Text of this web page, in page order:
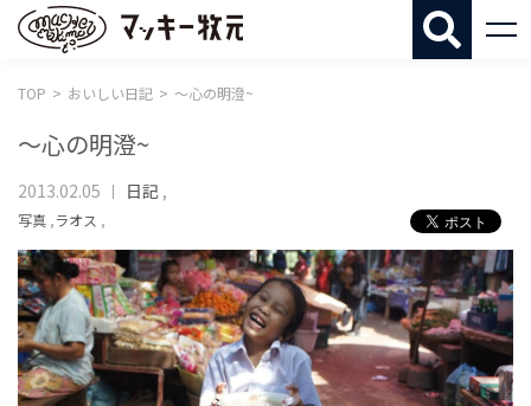
TOP おいしい日記 〜心の明澄~
〜心の明澄~
2013.02.05 日記 ,
写真 ,ラオス ,